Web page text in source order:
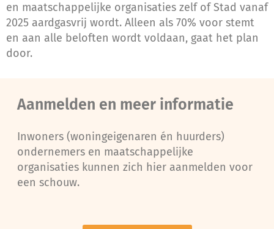
en maatschappelijke organisaties zelf of Stad vanaf
2025 aardgasvrij wordt. Alleen als 70% voor stemt
en aan alle beloften wordt voldaan, gaat het plan
door.
Aanmelden en meer informatie
Inwoners (woningeigenaren én huurders)
ondernemers en maatschappelijke
organisaties kunnen zich hier aanmelden voor
een schouw.